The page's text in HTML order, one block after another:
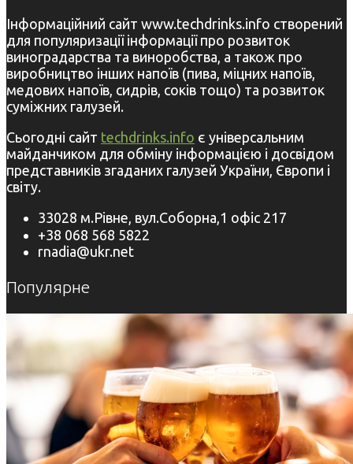
Інформаційний сайт www.techdrinks.info створений
для популяризації інформації про розвиток
виноградарства та виноробства, а також про
виробництво інших напоїв (пива, міцних напоїв,
медових напоїв, сидрів, соків тощо) та розвиток
суміжних галузей.
Сьогодні сайт techdrinks.info є універсальним
майданчиком для обміну інформацією і досвідом
представників згаданих галузей України, Європи і
світу.
33028 м.Рівне, вул.Соборна,1 офіс 217
+38 068 568 5822
rnadia@ukr.net
Популярне